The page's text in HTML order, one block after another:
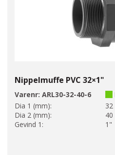
Nippelmuffe PVC 32×1"
Varenr: ARL30-32-40-6
Dia 1 (mm):
32
Dia 2 (mm):
40
Gevind 1:
1"